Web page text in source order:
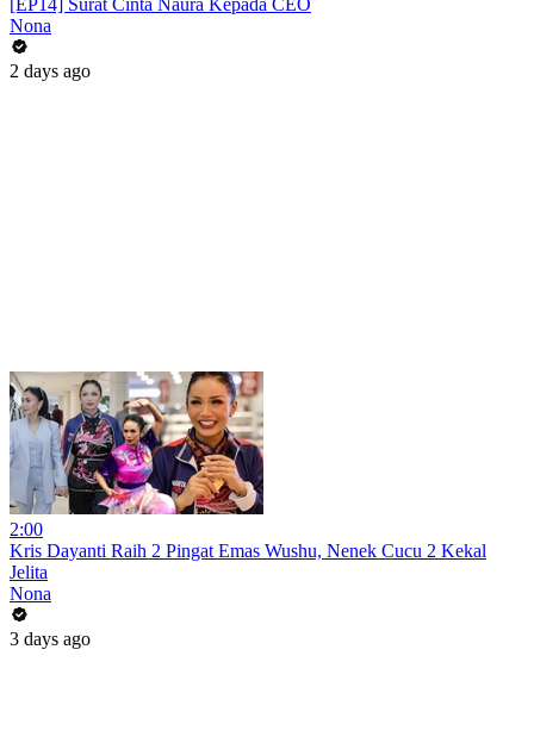
[EP14] Surat Cinta Naura Kepada CEO
Nona
2 days ago
2:00
Kris Dayanti Raih 2 Pingat Emas Wushu, Nenek Cucu 2 Kekal
Jelita
Nona
3 days ago